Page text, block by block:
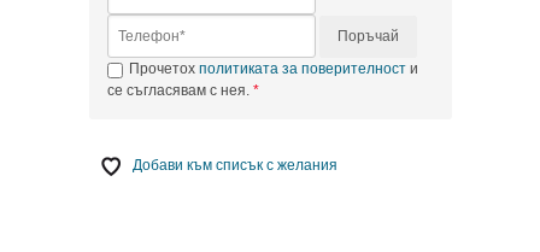
Поръчай
Прочетох политиката за поверителности
се съгласявам с нея.
Добави към списък с желания